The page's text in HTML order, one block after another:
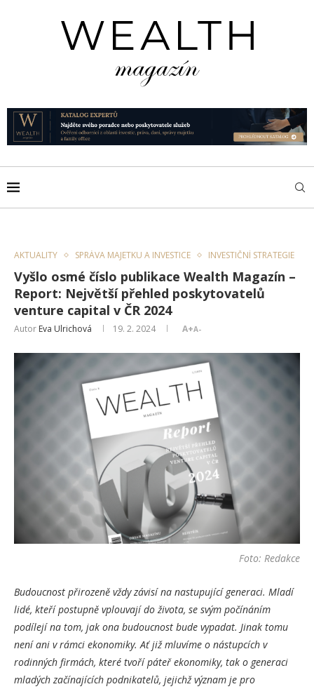
AKTUALITY SPRÁVA MAJETKU A INVESTICE INVESTIČNÍ STRATEGIE
Vyšlo osmé číslo publikace Wealth Magazín –
Report: Největší přehled poskytovatelů
venture capital v ČR 2024
Autor Eva Ulrichová 19. 2. 2024 A+A-
Foto: Redakce
Budoucnost přirozeně vždy závisí na nastupující generaci. Mladí
lidé, kteří postupně vplouvají do života, se svým počínáním
podílejí na tom, jak ona budoucnost bude vypadat. Jinak tomu
není ani v rámci ekonomiky. Ať již mluvíme o nástupcích v
rodinných firmách, které tvoří páteř ekonomiky, tak o generaci
mladých začínajících podnikatelů, jejichž význam je pro